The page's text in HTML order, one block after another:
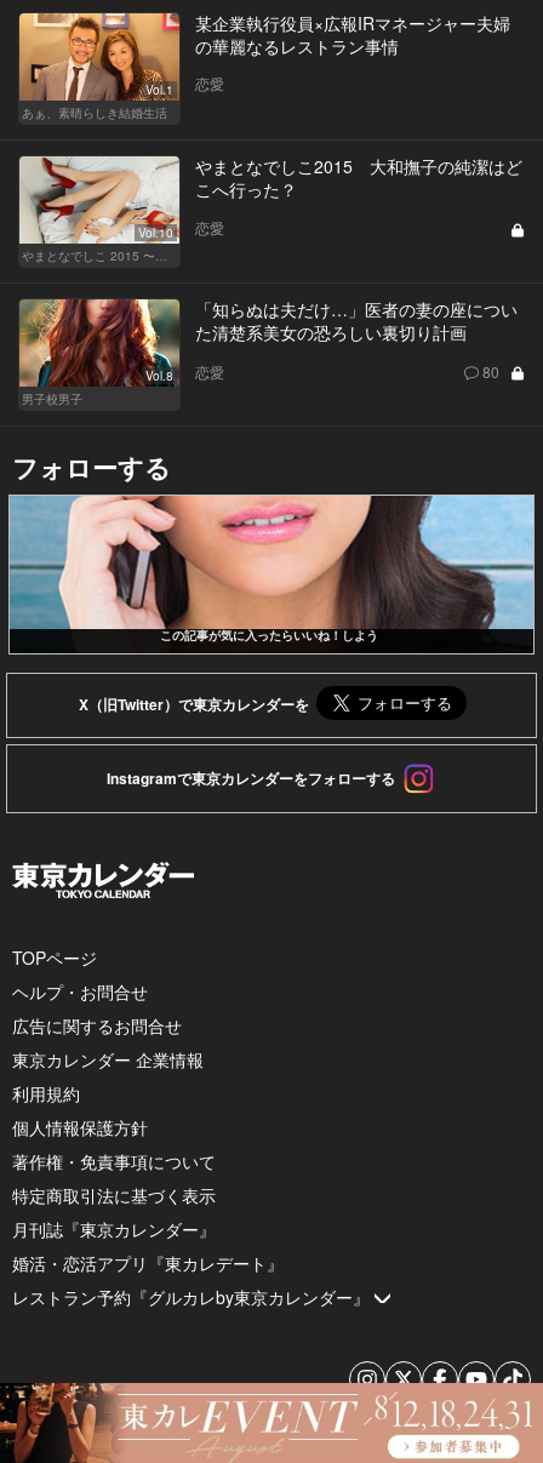
Vol.1
あぁ、素晴らしき結婚生活
某企業執行役員×広報IRマネージャー夫婦
の華麗なるレストラン事情
恋愛
Vol.10
やまとなでしこ2015 大和撫子の純潔はど
こへ行った？
恋愛
Vol.8
男子校男子
「知らぬは夫だけ…」医者の妻の座につい
た清楚系美女の恐ろしい裏切り計画
恋愛 80
フォローする
この記事が気に入ったらいいね！しよう
X（旧Twitter）で東京カレンダーを
Instagramで東京カレンダーをフォローする
TOPページ
ヘルプ・お問合せ
広告に関するお問合せ
東京カレンダー 企業情報
利用規約
個人情報保護方針
著作権・免責事項について
特定商取引法に基づく表示
月刊誌『東京カレンダー』
婚活・恋活アプリ『東カレデート』
レストラン予約『グルカレby東京カレンダー』
© 2026 by Tokyo Calendar, Inc.